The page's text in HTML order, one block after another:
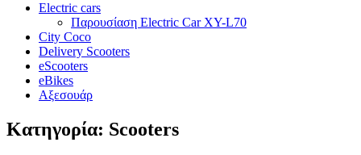
Electric cars
Παρουσίαση Electric Car XY-L70
City Coco
Delivery Scooters
eScooters
eBikes
Αξεσουάρ
Κατηγορία: Scooters